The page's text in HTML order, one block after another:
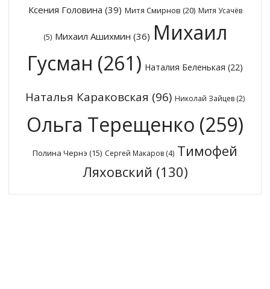
Ксения Головина (39) Митя Смирнов (20) Митя Усачёв
(5) Михаил Ашихмин (36) Михаил
Гусман (261) Наталия Беленькая (22)
Наталья Караковская (96) Николай Зайцев (2)
Ольга Терещенко (259)
Полина Чернэ (15) Сергей Макаров (4) Тимофей
Ляховский (130)